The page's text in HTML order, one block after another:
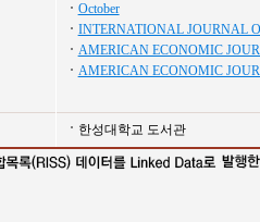
October
INTERNATIONAL JOURNAL
AMERICAN ECONOMIC
AMERICAN ECONOMIC
한성대학교 도서관